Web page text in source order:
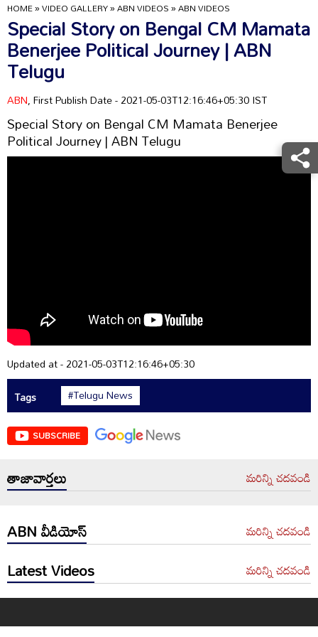
HOME»VIDEO GALLERY»ABN VIDEOS»ABN VIDEOS
Special Story on Bengal CM Mamata
Benerjee Political Journey | ABN
Telugu
ABN, First Publish Date - 2021-05-03T12:16:46+05:30 IST
Special Story on Bengal CM Mamata Benerjee
Political Journey | ABN Telugu
Updated at - 2021-05-03T12:16:46+05:30
Tags
#Telugu News
SUBSCRIBE
తాజావార్తలు మరిన్ని చదవండి
ABN వీడియోస్ మరిన్ని చదవండి
Latest Videos మరిన్ని చదవండి